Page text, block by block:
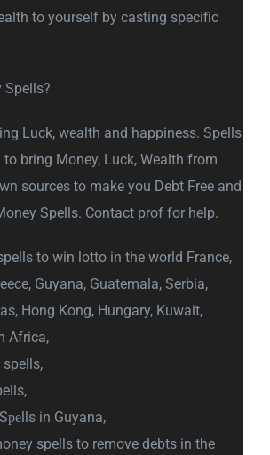
to yourself by casting specific
Spells?
Luck, wealth and happiness. Spells
bring Money, Luck, Wealth from
sources to make you Debt Free and
Spells. Contact prof for help.
to win lotto in the world France,
Guyana, Guatemala, Serbia,
Hong Kong, Hungary, Kuwait,
Africa,
in Guyana,
spells to remove debts in the